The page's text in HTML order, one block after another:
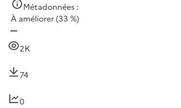
Métadonnées :
À améliorer(33 %)
2K
74
0